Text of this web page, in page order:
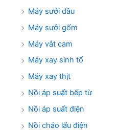
Máy sưởi dầu
Máy sưởi gốm
Máy vắt cam
Máy xay sinh tố
Máy xay thịt
Nồi áp suất bếp từ
Nồi áp suất điện
Nồi chảo lẩu điện